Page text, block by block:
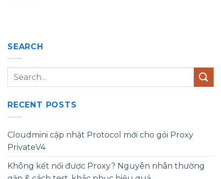
SEARCH
RECENT POSTS
Cloudmini cập nhật Protocol mới cho gói Proxy
PrivateV4
Không kết nối được Proxy? Nguyên nhân thường